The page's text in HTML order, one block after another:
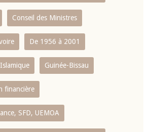
Conseil des Ministres
De 1956 à 2001
Guinée-Bissau
financière
SFD, UEMOA